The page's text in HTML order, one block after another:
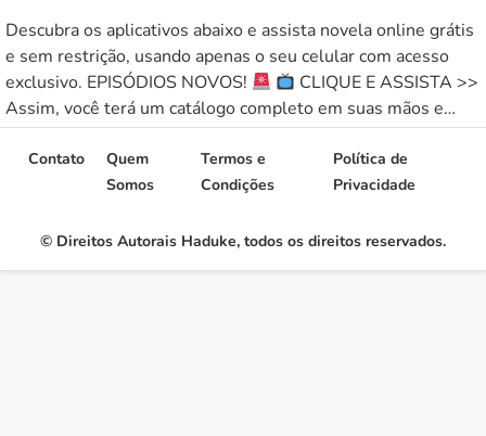
Descubra os aplicativos abaixo e assista novela online grátis
e sem restrição, usando apenas o seu celular com acesso
exclusivo. EPISÓDIOS NOVOS!
CLIQUE E ASSISTA >>
Assim, você terá um catálogo completo em suas mãos e
poderá assistir de qualquer lugar que quiser, sem nenhuma
restrição. Então aproveite os aplicativos abaixo e comece […]
© Direitos Autorais Haduke, todos os direitos reservados.
Contato
Quem
Somos
Termos e
Condições
Política de
Privacidade